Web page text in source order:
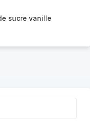
sucre vanille